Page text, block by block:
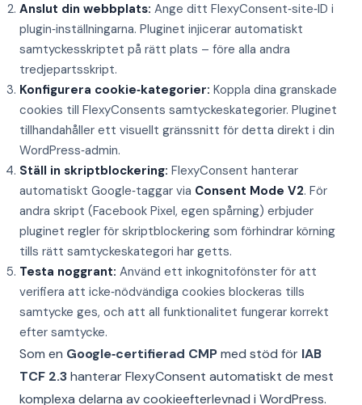
Anslut din webbplats: Ange ditt FlexyConsent‑site‑ID i
plugin‑inställningarna. Pluginet injicerar automatiskt
samtyckesskriptet på rätt plats – före alla andra
tredjepartsskript.
Konfigurera cookie‑kategorier: Koppla dina granskade
cookies till FlexyConsents samtyckeskategorier. Pluginet
tillhandahåller ett visuellt gränssnitt för detta direkt i din
WordPress‑admin.
Ställ in skriptblockering: FlexyConsent hanterar
automatiskt Google‑taggar via Consent Mode V2. För
andra skript (Facebook Pixel, egen spårning) erbjuder
pluginet regler för skriptblockering som förhindrar körning
tills rätt samtyckeskategori har getts.
Testa noggrant: Använd ett inkognitofönster för att
verifiera att icke‑nödvändiga cookies blockeras tills
samtycke ges, och att all funktionalitet fungerar korrekt
efter samtycke.
Som en Google‑certifierad CMPmed stöd för IAB
TCF 2.3hanterar FlexyConsent automatiskt de mest
komplexa delarna av cookieefterlevnad i WordPress.